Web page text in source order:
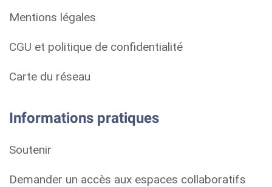
Mentions légales
CGU et politique de confidentialité
Carte du réseau
Informations pratiques
Soutenir
Demander un accès aux espaces collaboratifs